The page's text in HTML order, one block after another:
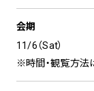
会期
11/6（Sat）
※時間・観覧方法